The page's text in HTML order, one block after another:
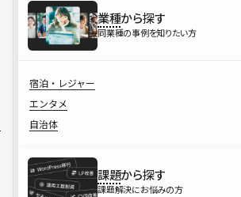
業種から探す
同業種の事例を知りたい方
宿泊・レジャー
エンタメ
自治体
課題から探す
課題解決にお悩みの方